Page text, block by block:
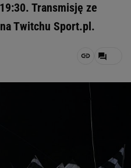
Transmisję ze
Twitchu Sport.pl.